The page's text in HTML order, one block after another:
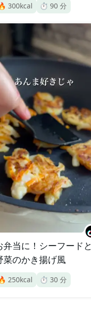
300kcal ⏱️ 90 分
弁当に！シーフードと
菜のかき揚げ風
250kcal ⏱️ 30 分